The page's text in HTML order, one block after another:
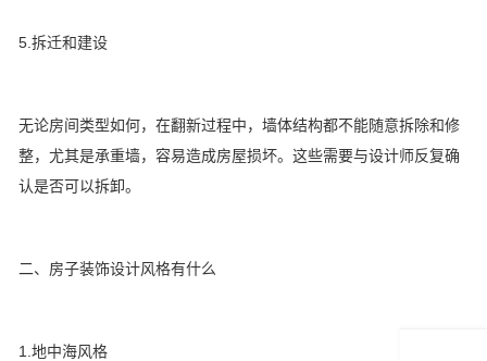
5.拆迁和建设
无论房间类型如何，在翻新过程中，墙体结构都不能随意拆除和修
整，尤其是承重墙，容易造成房屋损坏。这些需要与设计师反复确
认是否可以拆卸。
二、房子装饰设计风格有什么
1.地中海风格